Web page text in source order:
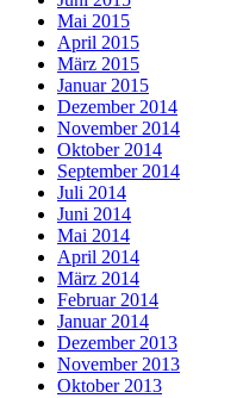
Mai 2015
April 2015
März 2015
Januar 2015
Dezember 2014
November 2014
Oktober 2014
September 2014
Juli 2014
Juni 2014
Mai 2014
April 2014
März 2014
Februar 2014
Januar 2014
Dezember 2013
November 2013
Oktober 2013